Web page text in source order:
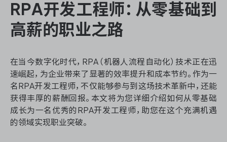
服务台和工单管理
IPD 研发管理
ASPICE 研发管理
ONES 资讯
RPA开发工程师：从零基础到
高薪的职业之路
在当今数字化时代，RPA（机器人流程自动化）技术正在迅
速崛起，为企业带来了显著的效率提升和成本节约。作为一
名RPA开发工程师，不仅能够参与到这场技术革新中，还能
获得丰厚的薪酬回报。本文将为您详细介绍如何从零基础
成长为一名优秀的RPA开发工程师，助您在这个充满机遇
的领域实现职业突破。